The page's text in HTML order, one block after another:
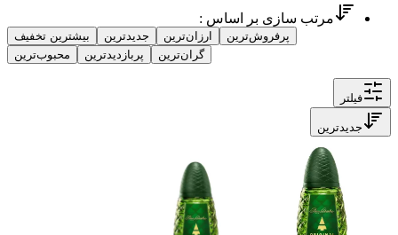
مرتب سازی بر اساس :
بیشترین تخفیف جدیدترین ارزان‌ترین
پرفروش‌ترین
محبوب‌ترین
پربازدیدترین گران‌ترین
فیلتر
جدیدترین